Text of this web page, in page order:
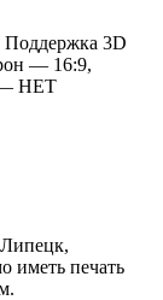
3D
— 16:9,
— НЕТ
иметь печать